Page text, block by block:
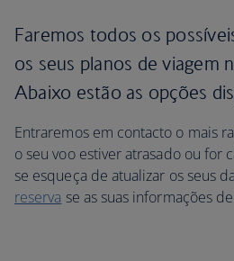
Faremos todos os
os seus planos de viagem
Abaixo estão as opções
Entraremos em contacto o mais
o seu voo estiver atrasado ou for
se esqueça de atualizar os seus
reserva se as suas informações